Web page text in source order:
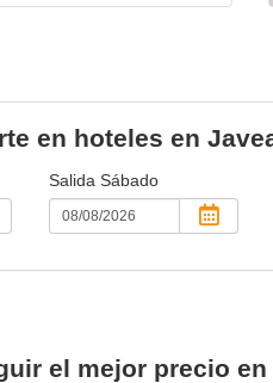
en hoteles en
Salida Sábado
el mejor precio